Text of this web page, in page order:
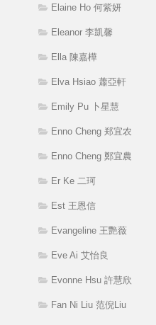
Elaine Ho 何紫妍
Eleanor 李凱馨
Ella 陳嘉樺
Elva Hsiao 蕭亞軒
Emily Pu 卜星慧
Enno Cheng 郑宜农
Enno Cheng 鄭宜農
Er Ke 二珂
Est 王恩信
Evangeline 王艷薇
Eve Ai 艾怡良
Evonne Hsu 許慧欣
Fan Ni Liu 范倪Liu